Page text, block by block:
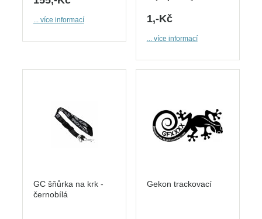
... více informací 1,-Kč
... více informací
GC šňůrka na krk -
černobílá
Gekon trackovací